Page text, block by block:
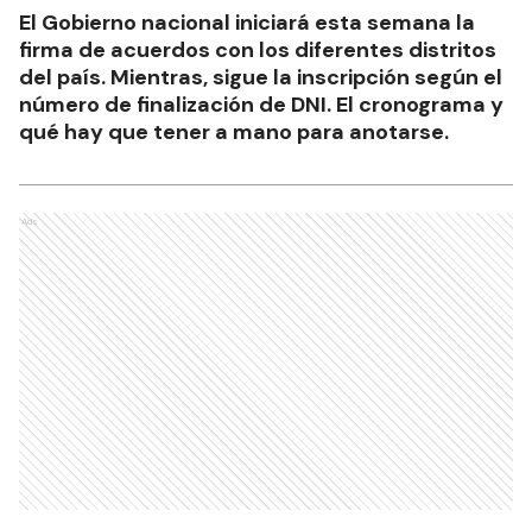
El Gobierno nacional iniciará esta semana la
firma de acuerdos con los diferentes distritos
del país. Mientras, sigue la inscripción según el
número de finalización de DNI. El cronograma y
qué hay que tener a mano para anotarse.
Ads